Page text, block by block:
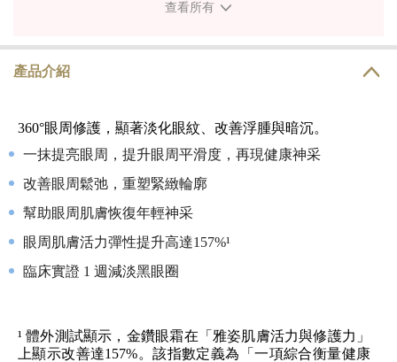
查看所有
產品介紹
360°眼周修護，顯著淡化眼紋、改善浮腫與暗沉。
一抹提亮眼周，提升眼周平滑度，再現健康神采
改善眼周鬆弛，重塑緊緻輪廓
幫助眼周肌膚恢復年輕神采
眼周肌膚活力彈性提升高達157%¹
臨床實證 1 週減淡黑眼圈
¹ 體外測試顯示，金鑽眼霜在「雅姿肌膚活力與修護力」
上顯示改善達157%。該指數定義為「一項綜合衡量健康